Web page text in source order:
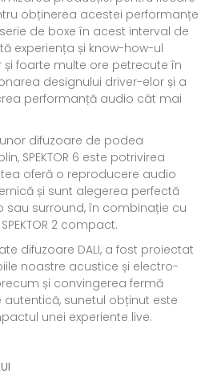
obținerea acestei performanțe
de boxe în acest interval de
experiența și know-how-ul
foarte multe ore petrecute în
designului driver-elor și a
performanță audio cât mai
difuzoare de podea
SPEKTOR 6 este potrivirea
oferă o reproducere audio
și sunt alegerea perfectă
sau surround, în combinație cu
2 compact.
difuzoare DALI, a fost proiectat
noastre acustice și electro-
și convingerea fermă
sunetul obținut este
unei experiente live.